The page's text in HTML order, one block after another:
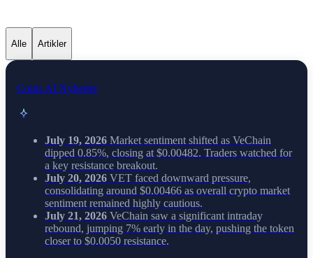
Alle Artikler
Coins AI Nyheder
July 19, 2026 Market sentiment shifted as VeChain
dipped 0.85%, closing at $0.00482. Traders watched for
a key resistance breakout.
July 20, 2026 VET faced downward pressure,
consolidating around $0.00466 as overall crypto market
sentiment remained highly cautious.
July 21, 2026 VeChain saw a significant intraday
rebound, jumping 7% early in the day, pushing the token
closer to $0.0050 resistance.